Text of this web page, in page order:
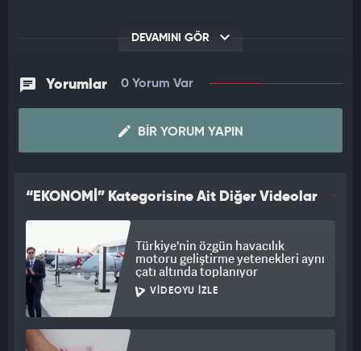
DEVAMINI GÖR
Yorumlar 0 Yorum Var
BIR YORUM YAPIN
“EKONOMİ” Kategorisine Ait Diğer Videolar
Türkiye'nin özgün havacılık
motoru geliştirme yetenekleri aynı
çatı altında toplanıyor
VIDEOYU İZLE